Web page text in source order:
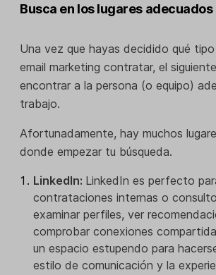
Busca en los lugares adecuados
Una vez que hayas decidido qué
email marketing contratar, el
encontrar a la persona (o equipo)
trabajo.
Afortunadamente, hay muchos
donde empezar tu búsqueda.
LinkedIn: LinkedIn es perfecto
contrataciones internas o
examinar perfiles, ver
comprobar conexiones
un espacio estupendo para
estilo de comunicación y la